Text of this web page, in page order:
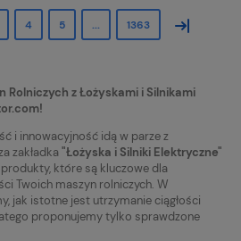
4 5 ... 1363 »
Rolniczych z Łożyskami i Silnikami
i innowacyjność idą w parze z
zakładka "Łożyska i Silniki Elektryczne"
które są kluczowe dla
Twoich maszyn rolniczych. W
jak istotne jest utrzymanie ciągłości
proponujemy tylko sprawdzone